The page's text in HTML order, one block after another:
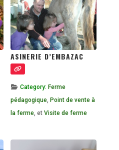
ASINERIE D’EMBAZAC
Category: Ferme
pédagogique ,Point de vente à
la ferme , etVisite de ferme